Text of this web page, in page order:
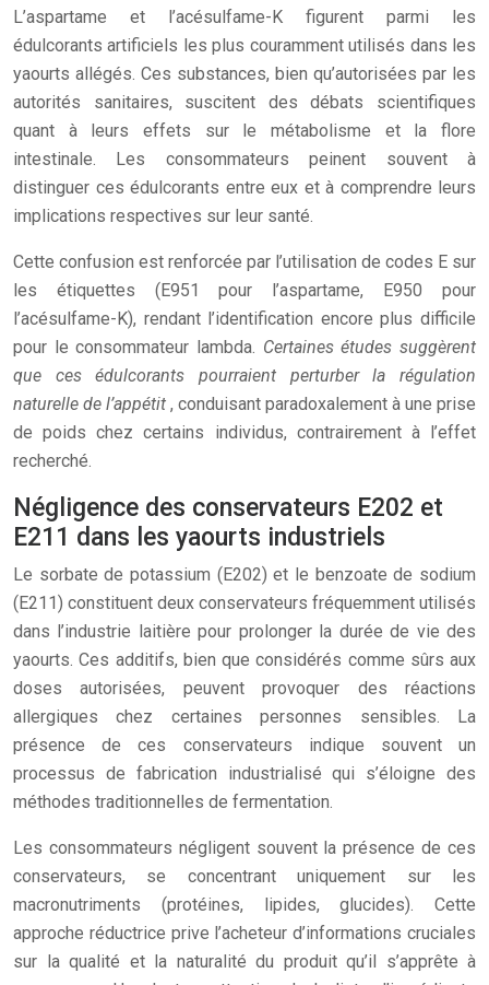
L’aspartame et l’acésulfame-K figurent parmi les
édulcorants artificiels les plus couramment utilisés dans les
yaourts allégés. Ces substances, bien qu’autorisées par les
autorités sanitaires, suscitent des débats scientifiques
quant à leurs effets sur le métabolisme et la flore
intestinale. Les consommateurs peinent souvent à
distinguer ces édulcorants entre eux et à comprendre leurs
implications respectives sur leur santé.
Cette confusion est renforcée par l’utilisation de codes E sur
les étiquettes (E951 pour l’aspartame, E950 pour
l’acésulfame-K), rendant l’identification encore plus difficile
pour le consommateur lambda. Certaines études suggèrent
que ces édulcorants pourraient perturber la régulation
naturelle de l’appétit , conduisant paradoxalement à une prise
de poids chez certains individus, contrairement à l’effet
recherché.
Négligence des conservateurs E202 et
E211 dans les yaourts industriels
Le sorbate de potassium (E202) et le benzoate de sodium
(E211) constituent deux conservateurs fréquemment utilisés
dans l’industrie laitière pour prolonger la durée de vie des
yaourts. Ces additifs, bien que considérés comme sûrs aux
doses autorisées, peuvent provoquer des réactions
allergiques chez certaines personnes sensibles. La
présence de ces conservateurs indique souvent un
processus de fabrication industrialisé qui s’éloigne des
méthodes traditionnelles de fermentation.
Les consommateurs négligent souvent la présence de ces
conservateurs, se concentrant uniquement sur les
macronutriments (protéines, lipides, glucides). Cette
approche réductrice prive l’acheteur d’informations cruciales
sur la qualité et la naturalité du produit qu’il s’apprête à